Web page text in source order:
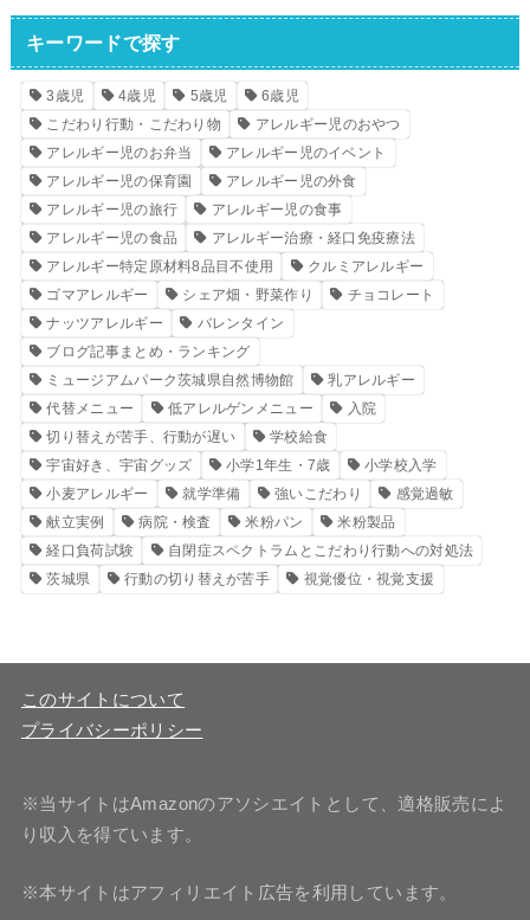
キーワードで探す
3歳児 4歳児 5歳児
6歳児
こだわり行動・こだわり物
アレルギー児のおやつ
アレルギー児のお弁当
アレルギー児のイベント
アレルギー児の保育園
アレルギー児の外食
アレルギー児の旅行
アレルギー児の食事
アレルギー児の食品
アレルギー治療・経口免疫療法
アレルギー特定原材料8品目不使用
クルミアレルギー
ゴマアレルギー
シェア畑・野菜作り
チョコレート
ナッツアレルギー
バレンタイン
ブログ記事まとめ・ランキング
ミュージアムパーク茨城県自然博物館
乳アレルギー
代替メニュー
低アレルゲンメニュー
入院
切り替えが苦手、行動が遅い
学校給食
宇宙好き、宇宙グッズ
小学1年生・7歳
小学校入学
小麦アレルギー
就学準備 強いこだわり
感覚過敏
献立実例
病院・検査 米粉パン
米粉製品
経口負荷試験
自閉症スペクトラムとこだわり行動への対処法
茨城県
行動の切り替えが苦手 視覚優位・視覚支援
このサイトについて
プライバシーポリシー
※当サイトはAmazonのアソシエイトとして、適格販売によ
り収入を得ています。
※本サイトはアフィリエイト広告を利用しています。